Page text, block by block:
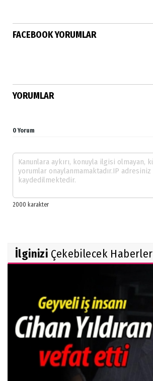
FACEBOOK YORUMLAR
YORUMLAR
0 Yorum
İlginizi Çekebilecek Haberler